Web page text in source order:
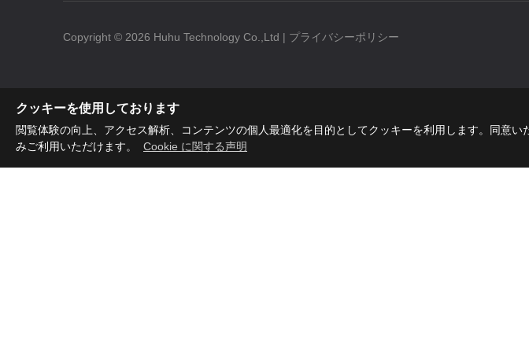
Copyright © 2026 Huhu Technology Co.,Ltd | プライバシーポリシー
クッキーを使用しております
閲覧体験の向上、アクセス解析、コンテンツの個人最適化を目的としてクッキーを利用します。同意
みご利用いただけます。
Cookie に関する声明